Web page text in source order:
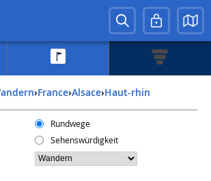
Wandern› france› alsace› haut-rhin
Rundwege
Sehenswürdigkeit